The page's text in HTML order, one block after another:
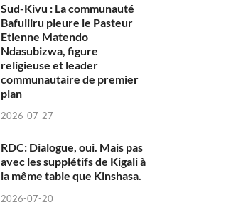
Sud-Kivu : La communauté
Bafuliiru pleure le Pasteur
Etienne Matendo
Ndasubizwa, figure
religieuse et leader
communautaire de premier
plan
2026-07-27
RDC: Dialogue, oui. Mais pas
avec les supplétifs de Kigali à
la même table que Kinshasa.
2026-07-20